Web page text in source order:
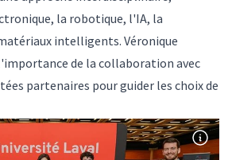
la robotique, l'IA, la
intelligents. Véronique
de la collaboration avec
partenaires pour guider les choix de